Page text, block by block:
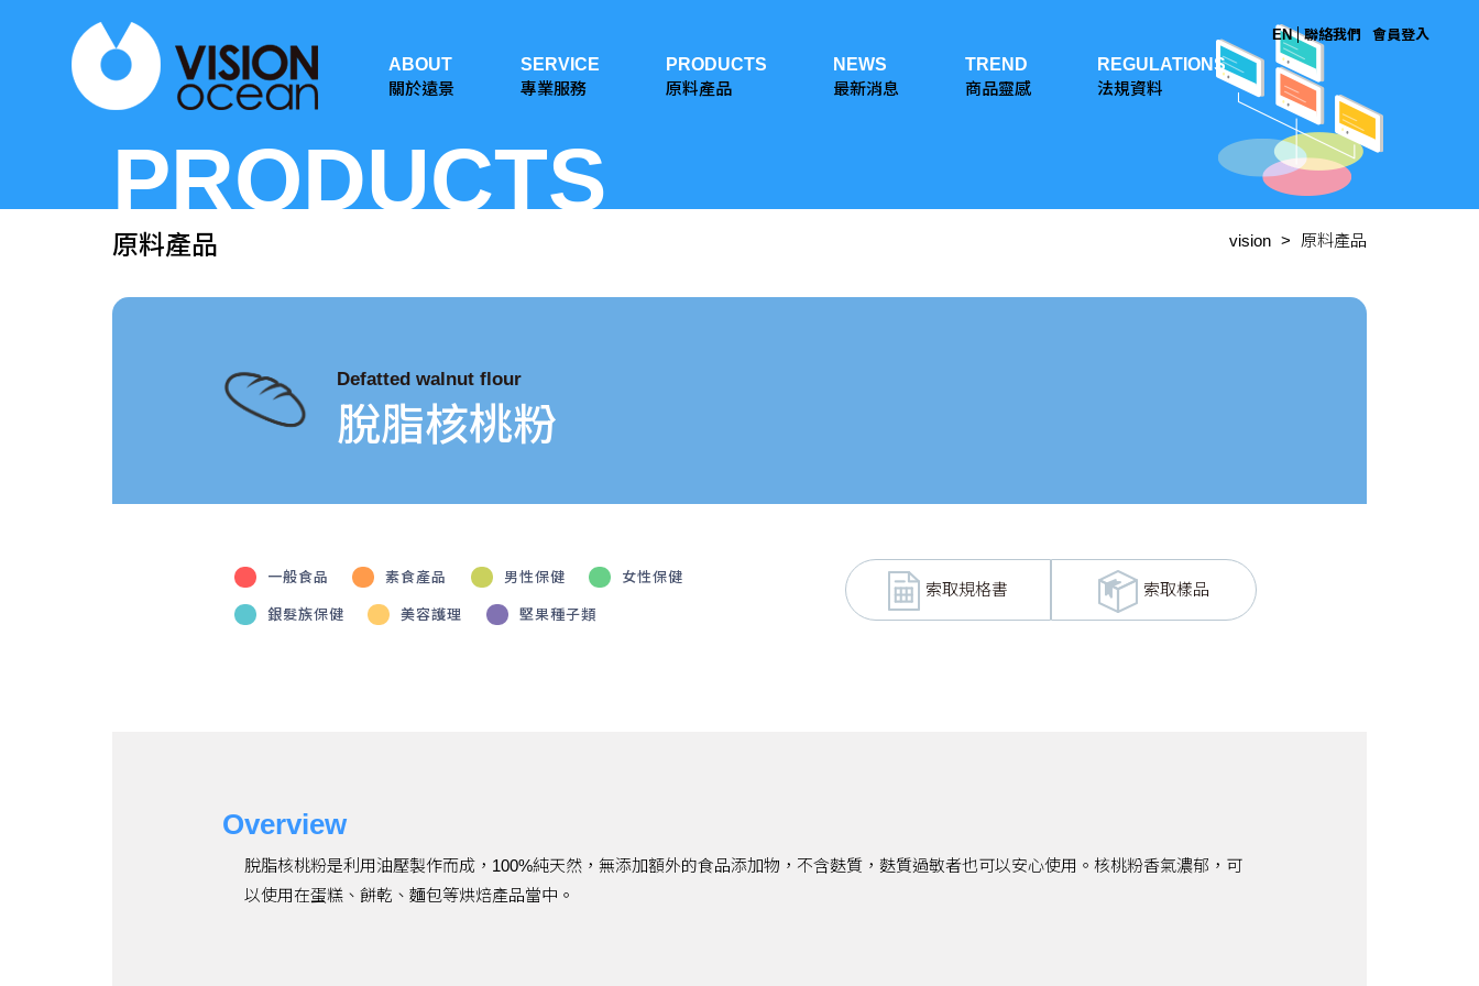
ABOUT
關於遠景
SERVICE
專業服務
PRODUCTS
原料產品
NEWS
最新消息
TREND
商品靈感
REGULATIONS
法規資料
EN 聯絡我們 會員登入
PRODUCTS
原料產品 vision 原料產品
Defatted walnut flour
脫脂核桃粉
一般食品 素食產品 男性保健 女性保健
銀髮族保健 美容護理 堅果種子類
索取規格書 索取樣品
Overview
脫脂核桃粉是利用油壓製作而成，100%純天然，無添加額外的食品添加物，不含麩質，麩質過敏者也可以安心使用。核桃粉香氣濃郁，可
以使用在蛋糕、餅乾、麵包等烘焙產品當中。